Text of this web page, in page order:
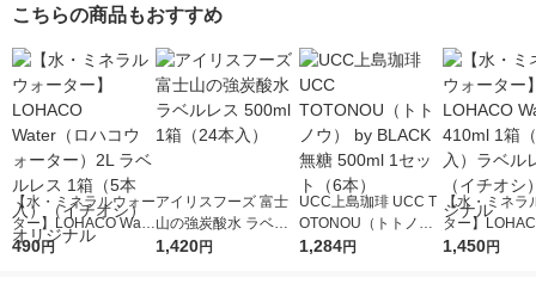
こちらの商品もおすすめ
【水・ミネラルウォー
ター】LOHACO Wate
r（ロハコウォータ
490円
アイリスフーズ 富士
山の強炭酸水 ラベル
レス 500ml 1箱（24
1,420円
UCC上島珈琲 UCC T
OTONOU（トトノ
ウ） by BLACK無糖 5
1,284円
【水・ミネラ
ター】
r 410ml 1箱（
1,450円